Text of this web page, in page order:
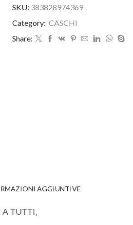
SKU: 383828974369
Category: CASCHI
Share:
AGGIUNTIVE
A TUTTI,